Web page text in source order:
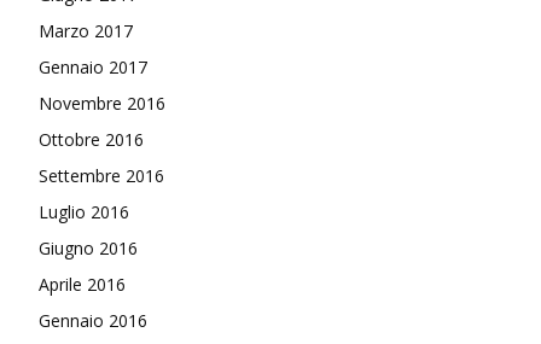
Marzo 2017
Gennaio 2017
Novembre 2016
Ottobre 2016
Settembre 2016
Luglio 2016
Giugno 2016
Aprile 2016
Gennaio 2016